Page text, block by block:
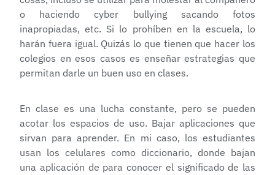
o haciendo cyber bullying sacando fotos
inapropiadas, etc. Si lo prohíben en la escuela, lo
harán fuera igual. Quizás lo que tienen que hacer los
colegios en esos casos es enseñar estrategias que
permitan darle un buen uso en clases.
En clase es una lucha constante, pero se pueden
acotar los espacios de uso. Bajar aplicaciones que
sirvan para aprender. En mi caso, los estudiantes
usan los celulares como diccionario, donde bajan
una aplicación de para conocer el significado de las